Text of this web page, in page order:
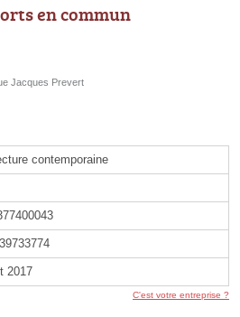
en commun
Jacques Prevert
contemporaine
2017
C'est votre entreprise ?